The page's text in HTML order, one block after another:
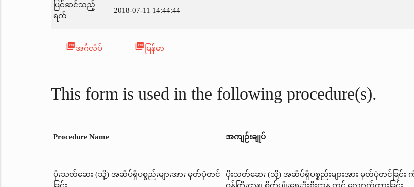
ပြင်ဆင်သည့်
ရက်
2018-07-11 14:44:44
picture_as_pdfအင်္ဂလိပ် picture_as_pdf မြန်မာ
This form is used in the following procedure(s).
Procedure Name အကျဉ်းချုပ်
ပိုးသတ်ဆေး (သို့) အဆိပ်ရှိပစ္စည်းများအား မှတ်ပုံတင်
ပိုးသတ်ဆေး (သို့) အဆိပ်ရှိပစ္စည်းများအား မှတ်ပုံတင်ခြင်း ကို